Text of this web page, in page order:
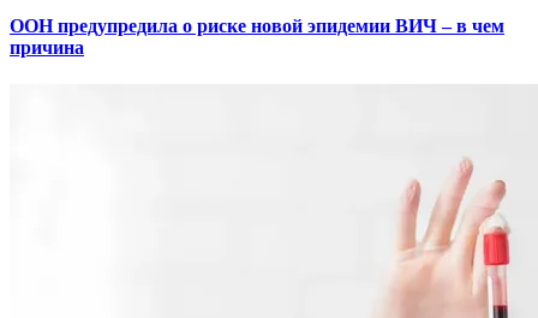
ООН предупредила о риске новой эпидемии ВИЧ – в чем
причина